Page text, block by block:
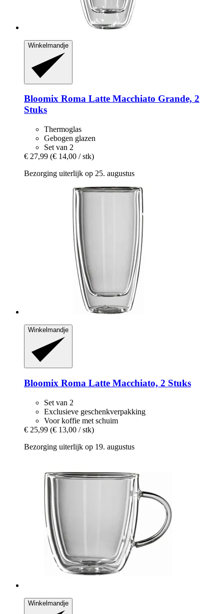
Winkelmandje
Bloomix Roma Latte Macchiato Grande, 2
Stuks
Thermoglas
Gebogen glazen
Set van 2
€ 27,99 (€ 14,00 / stk)
Bezorging uiterlijk op 25. augustus
Winkelmandje
Bloomix Roma Latte Macchiato, 2 Stuks
Set van 2
Exclusieve geschenkverpakking
Voor koffie met schuim
€ 25,99 (€ 13,00 / stk)
Bezorging uiterlijk op 19. augustus
Winkelmandje